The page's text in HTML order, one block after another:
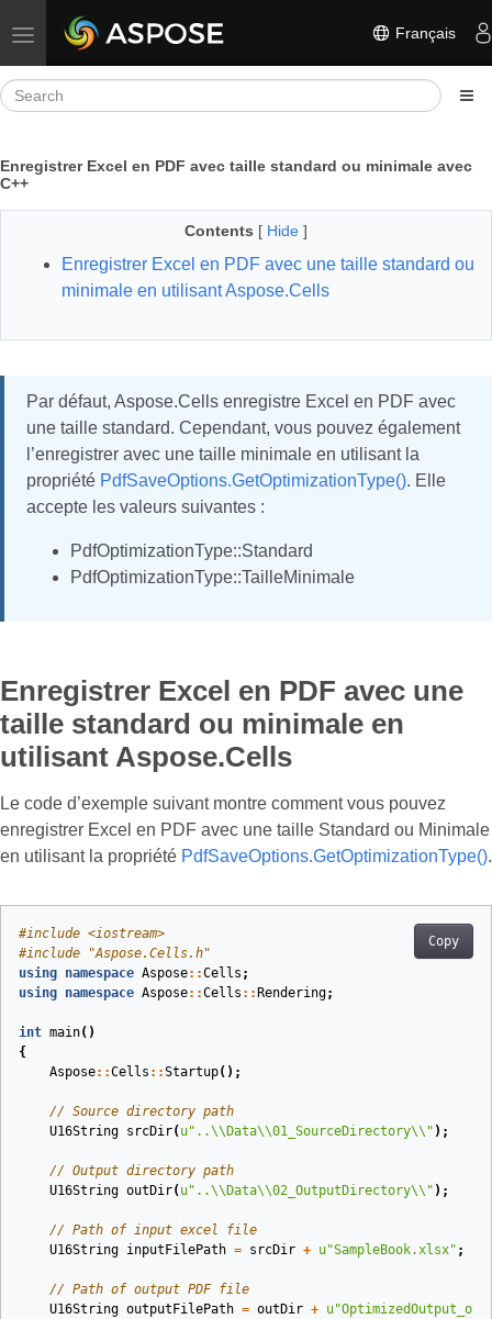
Toggle navigation Français
Enregistrer Excel en PDF avec taille standard ou minimale avec
C++
Contents [ Hide ]
Enregistrer Excel en PDF avec une taille standard ou
minimale en utilisant Aspose.Cells
Par défaut, Aspose.Cells enregistre Excel en PDF avec
une taille standard. Cependant, vous pouvez également
l’enregistrer avec une taille minimale en utilisant la
propriété PdfSaveOptions.GetOptimizationType(). Elle
accepte les valeurs suivantes :
PdfOptimizationType::Standard
PdfOptimizationType::TailleMinimale
Enregistrer Excel en PDF avec une
taille standard ou minimale en
utilisant Aspose.Cells
Le code d’exemple suivant montre comment vous pouvez
enregistrer Excel en PDF avec une taille Standard ou Minimale
en utilisant la propriété PdfSaveOptions.GetOptimizationType().
Copy
#include <iostream>
#include
"Aspose.Cells.h"
using namespace Aspose::Cells ;
using namespace Aspose::Cells :: Rendering;
int main()
{
Aspose::Cells ::Startup();
// Source directory path
U16String srcDir( u"..\\ Data\\01_SourceDirectory\\ " ) ;
// Output directory path
U16String outDir( u"..\\ Data\\02_OutputDirectory\\ " ) ;
// Path of input excel file
U16String inputFilePath = srcDir + u"SampleBook.xlsx" ;
// Path of output PDF file
U16String outputFilePath = outDir + u